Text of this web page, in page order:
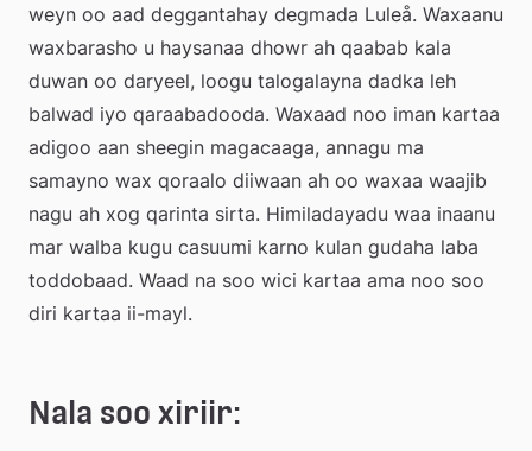
weyn oo aad deggantahay degmada Luleå. Waxaanu
waxbarasho u haysanaa dhowr ah qaabab kala
duwan oo daryeel, loogu talogalayna dadka leh
balwad iyo qaraabadooda. Waxaad noo iman kartaa
adigoo aan sheegin magacaaga, annagu ma
samayno wax qoraalo diiwaan ah oo waxaa waajib
nagu ah xog qarinta sirta. Himiladayadu waa inaanu
mar walba kugu casuumi karno kulan gudaha laba
toddobaad. Waad na soo wici kartaa ama noo soo
diri kartaa ii-mayl.
Nala soo xiriir: